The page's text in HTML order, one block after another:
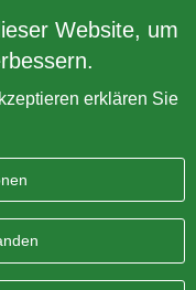
€ 62,50
AGB
| A-4643
Website, um
erklären Sie